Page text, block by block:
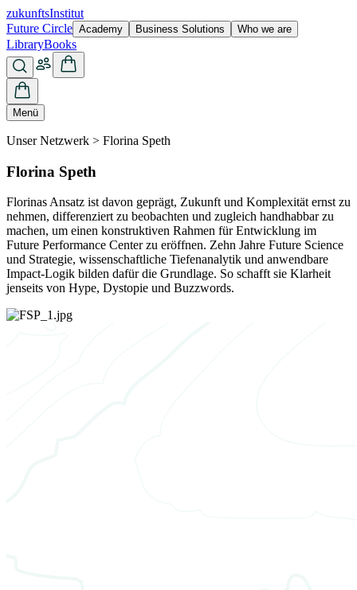
zukunftsInstitut
Future Circle Academy Business Solutions Who we are
LibraryBooks
Menü
Unser Netzwerk > Florina Speth
Florina Speth
Florinas Ansatz ist davon geprägt, Zukunft und Komplexität ernst zu
nehmen, differenziert zu beobachten und zugleich handhabbar zu
machen, um einen konstruktiven Rahmen für Entwicklung im
Future Performance Center zu eröffnen. Zehn Jahre Future Science
und Strategie, wissenschaftliche Tiefenanalytik und anwendbare
Impact-Logik bilden dafür die Grundlage. So schafft sie Klarheit
jenseits von Hype, Dystopie und Buzzwords.